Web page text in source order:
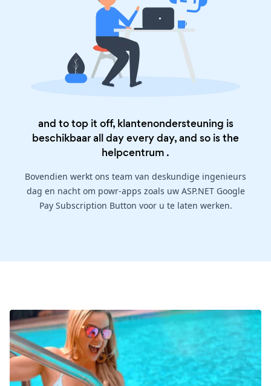
and to top it off, klantenondersteuning is
beschikbaar all day every day, and so is the
helpcentrum .
Bovendien werkt ons team van deskundige ingenieurs
dag en nacht om powr-apps zoals uw ASP.NET Google
Pay Subscription Button voor u te laten werken.